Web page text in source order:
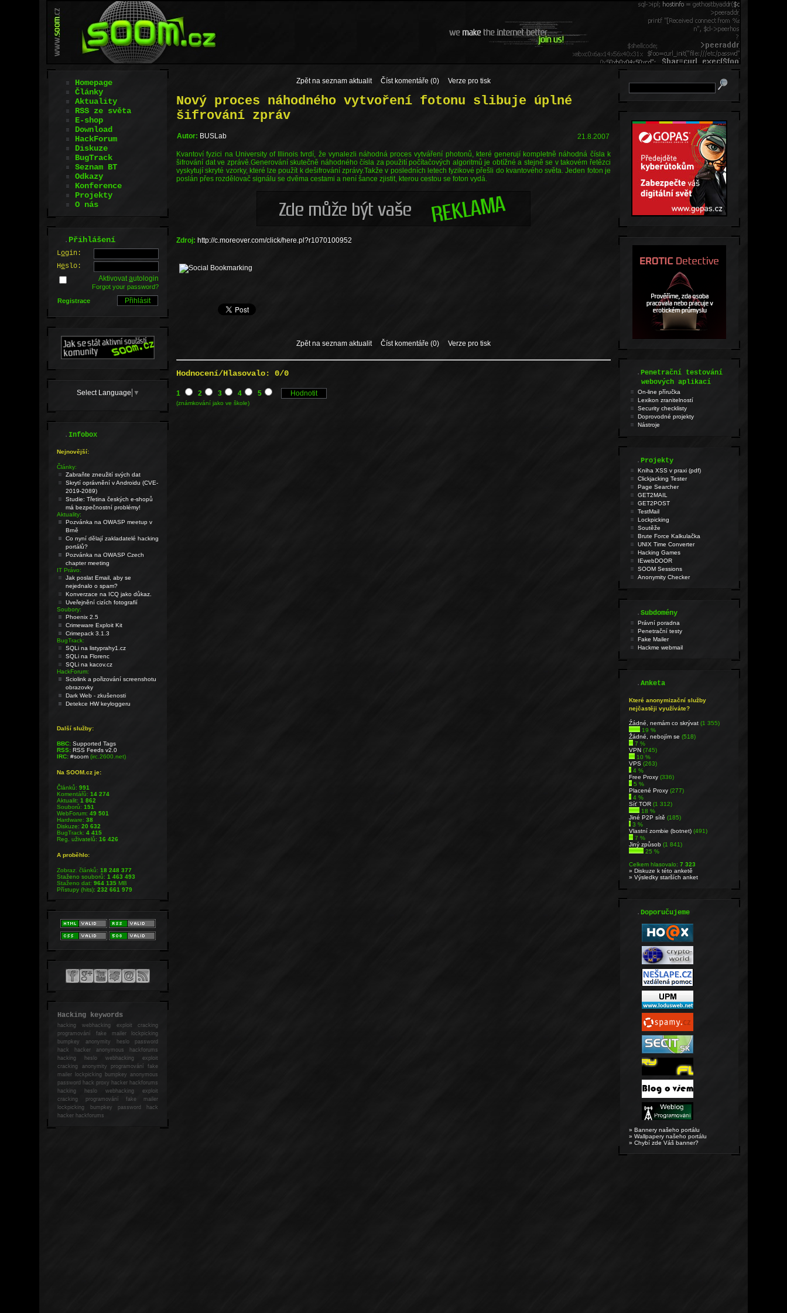
Zpět na seznam aktualit Číst komentáře (0) Verze pro tisk
Nový proces náhodného vytvoření fotonu slibuje úplné
šifrování zpráv
Autor: BUSLab 21.8.2007
Kvantoví fyzici na University of Illinois tvrdí, že vynalezli náhodná proces vytváření photonů, které generují kompletně náhodná čísla k
šifrování dat ve zprávě.Generování skutečně náhodného čísla za použití počítačových algoritmů je obtížné a stejně se v takovém řetězci
vyskytují skryté vzorky, které lze použít k dešifrování zprávy.Takže v posledních letech fyzikové přešli do kvantového světa. Jeden foton je
poslán přes rozdělovač signálu se dvěma cestami a není šance zjistit, kterou cestou se foton vydá.
Zdroj: http://c.moreover.com/click/here.pl?r1070100952
Zpět na seznam aktualit Číst komentáře (0) Verze pro tisk
Hodnocení/Hlasovalo: 0/0
1 2 3 4 5
(známkování jako ve škole)
Homepage
Články
Aktuality
RSS ze světa
E-shop
Download
HackForum
Diskuze
BugTrack
Seznam BT
Odkazy
Konference
Projekty
O nás
.Přihlášení
Login:
Heslo:
Aktivovatautologin
Forgot your password?
Registrace
Select Language ▼
.Infobox
Nejnovější:
Články:
Zabraňte zneužití svých dat
Skrytí oprávnění v Androidu (CVE-
2019-2089)
Studie: Třetina českých e-shopů
má bezpečnostní problémy!
Aktuality:
Pozvánka na OWASP meetup v
Brně
Co nyní dělají zakladatelé hacking
portálů?
Pozvánka na OWASP Czech
chapter meeting
IT Právo:
Jak poslat Email, aby se
nejednalo o spam?
Konverzace na ICQ jako důkaz.
Uveřejnění cizích fotografií
Soubory:
Phoenix 2.5
Crimeware Exploit Kit
Crimepack 3.1.3
BugTrack:
SQLi na listyprahy1.cz
SQLi na Florenc
SQLi na kacov.cz
HackForum:
Sciolink a pořizování screenshotu
obrazovky
Dark Web - zkušenosti
Detekce HW keyloggeru
Další služby:
BBC: Supported Tags
RSS: RSS Feeds v2.0
IRC: #soom(irc.2600.net)
Na SOOM.cz je:
Článků:991
Komentářů:14 274
Aktualit:1 862
Souborů:151
WebForum:49 501
Hardware:38
Diskuze:20 632
BugTrack:4 415
Reg. uživatelů:16 426
A proběhlo:
Zobraz. článků:18 248 377
Staženo souborů:1 463 493
Staženo dat:964 135MB
Přístupy (hits):232 661 979
Hacking keywords
hackingwebhacking exploit cracking
programování fake mailer lockpicking
bumpkey anonymity heslo password
hackhacker anonymous hackforums
hackingheslo webhacking exploit
cracking anonymity programování fake
mailer lockpicking bumpkey anonymous
password hack proxy hacker hackforums
hacking heslo webhacking exploit
cracking programování fake mailer
lockpicking bumpkey password hack
hackerhackforums
.Penetrační testování
webových aplikací
On-line příručka
Lexikon zranitelností
Security checklisty
Doprovodné projekty
Nástroje
.Projekty
Kniha XSS v praxi (pdf)
Clickjacking Tester
Page Searcher
GET2MAIL
GET2POST
TestMail
Lockpicking
Soutěže
Brute Force Kalkulačka
UNIX Time Converter
Hacking Games
IEwebDOOR
SOOM Sessions
Anonymity Checker
.Subdomény
Právní poradna
Penetrační testy
Fake Mailer
Hackme webmail
.Anketa
Které anonymizační služby
nejčastěji využíváte?
Źádné, nemám co skrývat(1 355)
19 %
Žádné, nebojím se(518)
7 %
VPN(745)
10 %
VPS(263)
4 %
Free Proxy(336)
5 %
Placené Proxy(277)
4 %
Síť TOR(1 312)
18 %
Jiné P2P sítě(185)
3 %
Vlastní zombie (botnet)(491)
7 %
Jiný způsob(1 841)
25 %
Celkem hlasovalo:7 323
» Diskuze k této anketě
» Výsledky starších anket
.Doporučujeme
» Bannery našeho portálu
» Wallpapery našeho portálu
» Chybí zde Váš banner?